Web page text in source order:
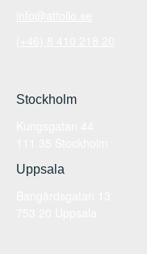
Stockholm
Uppsala